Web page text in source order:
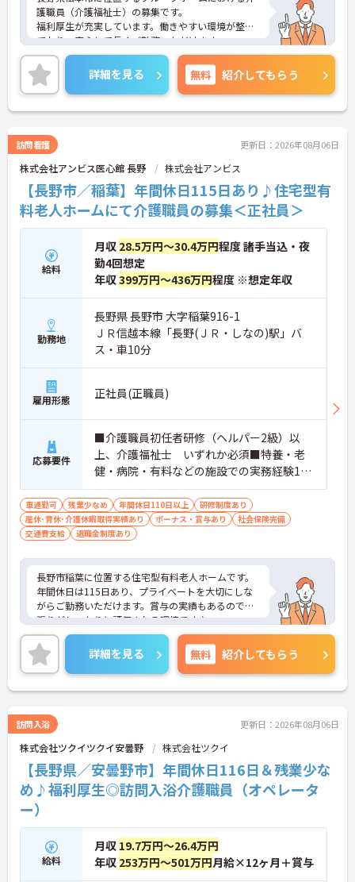
護職員（介護福祉士）の募集です。
福利厚生が充実しています。働きやすい環境が整っ
ており、安心して長くご勤務いただけます。
ご興味のある方には、面接対策ポイントなど、さら
に詳細をご案内しますのでお気軽にご相談くださ
い！
詳細を見る 無料 紹介してもらう
訪問看護 更新日：2026年08月06日
株式会社アンビス医心館 長野 株式会社アンビス
【長野市／稲葉】年間休日115日あり♪住宅型有
料老人ホームにて介護職員の募集＜正社員＞
給料
月収 28.5万円～30.4万円程度 諸手当込・夜
勤4回想定
年収399万円～436万円程度 ※想定年収
勤務地
長野県 長野市 大字稲葉916-1
ＪＲ信越本線「長野(ＪＲ・しなの)駅」バ
ス・車10分
雇用形態 正社員(正職員)
応募要件
■介護職員初任者研修（ヘルパー2級）以
上、介護福祉士 いずれか必須■特養・老
健・病院・有料などの施設での実務経験1年
以上必須
車通勤可 残業少なめ 年間休日110日以上
研修制度あり
産休･育休･介護休暇取得実績あり
ボーナス・賞与あり
社会保険完備
交通費支給
退職金制度あり
長野市稲葉に位置する住宅型有料老人ホームです。
年間休日は115日あり、プライベートを大切にしな
がらご勤務いただけます。賞与の実績もあるので頑
張りがしっかりと評価される環境です♪
ご興味をお持ちの方はお気軽にお問い合わせくださ
い。
詳細を見る 無料 紹介してもらう
訪問入浴 更新日：2026年08月06日
株式会社ツクイツクイ安曇野 株式会社ツクイ
【長野県／安曇野市】年間休日116日＆残業少な
め♪福利厚生◎訪問入浴介護職員（オペレータ
ー）
給料
月収 19.7万円～26.4万円
年収 253万円～501万円月給×12ヶ月＋賞与